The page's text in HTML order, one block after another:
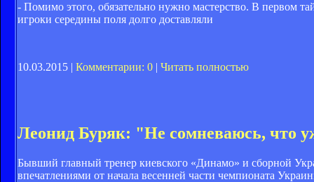
- Помимо этого, обязательно нужно мастерство. В первом
игроки середины поля долго доставляли
10.03.2015 | Комментарии: 0 | Читать полностью
Леонид Буряк: "Не сомневаюсь, что
Бывший главный тренер киевского «Динамо» и сборной
впечатлениями от начала весенней части чемпионата